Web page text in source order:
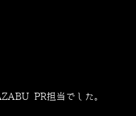
PR担当でした。